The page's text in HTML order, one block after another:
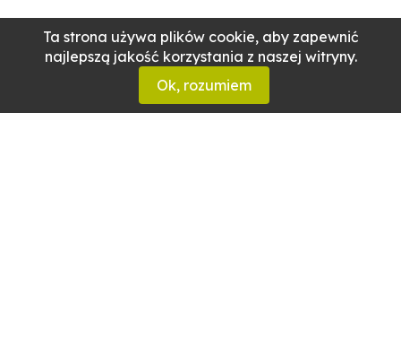
Ta strona używa plików cookie, aby zapewnić
najlepszą jakość korzystania z naszej witryny.
Ok, rozumiem